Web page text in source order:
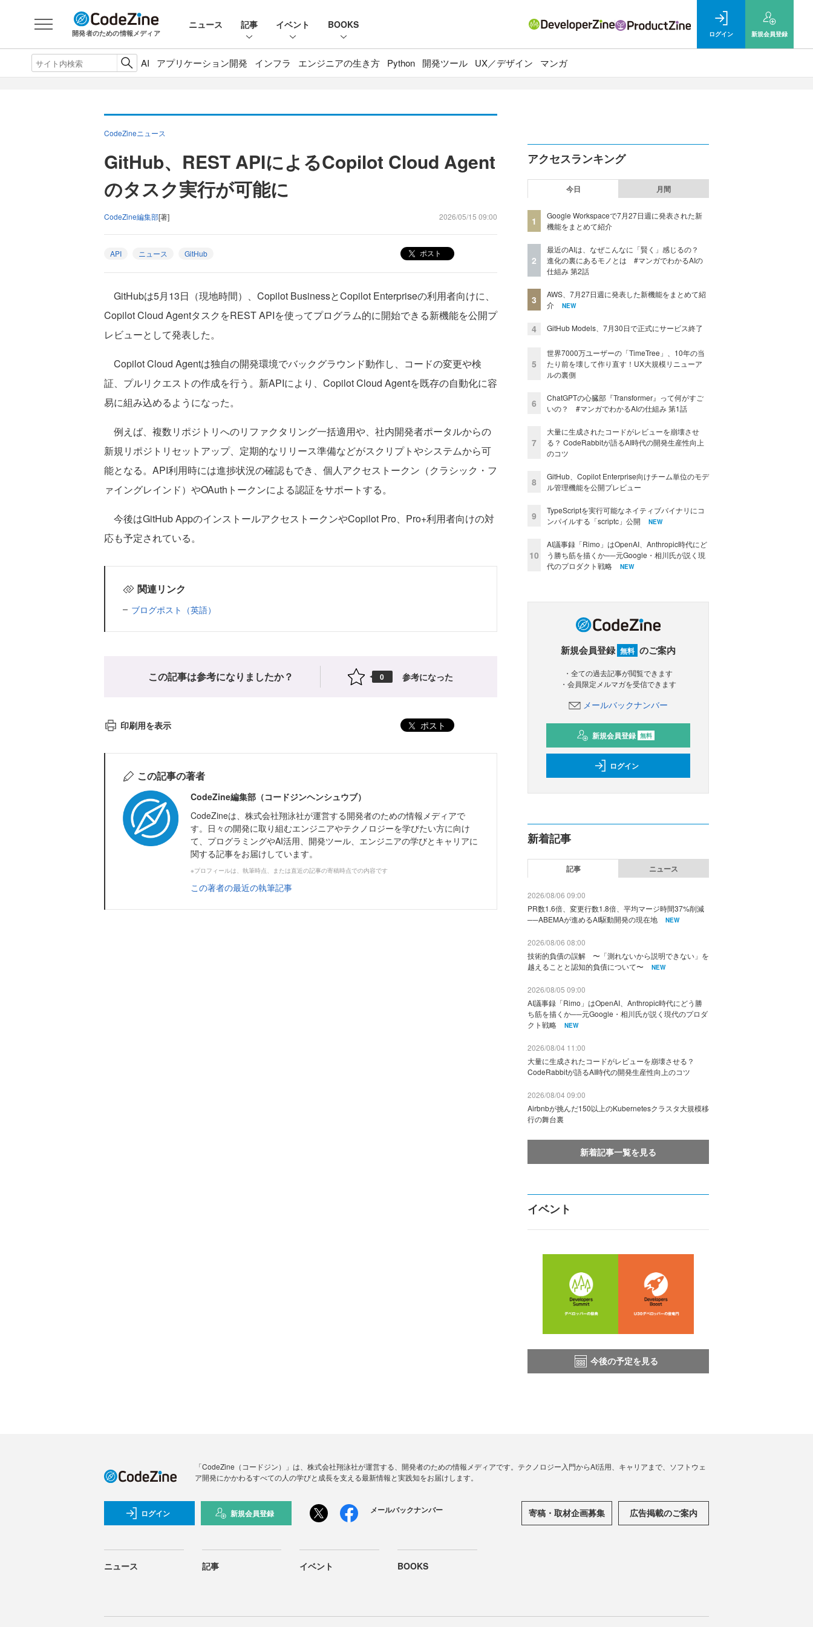
開発者のための情報メディア
ニュース 記事 イベント BOOKS
ログイン 新規会員登録
AI アプリケーション開発 インフラ エンジニアの生き方 Python 開発ツール UX／デザイン マンガ
CodeZineニュース
GitHub、REST APIによるCopilot Cloud Agent
のタスク実行が可能に
CodeZine編集部[著] 2026/05/15 09:00
API ニュース GitHub ポスト
GitHubは5月13日（現地時間）、Copilot BusinessとCopilot Enterpriseの利用者向けに、
Copilot Cloud AgentタスクをREST APIを使ってプログラム的に開始できる新機能を公開プ
レビューとして発表した。
Copilot Cloud Agentは独自の開発環境でバックグラウンド動作し、コードの変更や検
証、プルリクエストの作成を行う。新APIにより、Copilot Cloud Agentを既存の自動化に容
易に組み込めるようになった。
例えば、複数リポジトリへのリファクタリング一括適用や、社内開発者ポータルからの
新規リポジトリセットアップ、定期的なリリース準備などがスクリプトやシステムから可
能となる。API利用時には進捗状況の確認もでき、個人アクセストークン（クラシック・フ
ァイングレインド）やOAuthトークンによる認証をサポートする。
今後はGitHub AppのインストールアクセストークンやCopilot Pro、Pro+利用者向けの対
応も予定されている。
関連リンク
ブログポスト（英語）
この記事は参考になりましたか？ 0 参考になった
印刷用を表示 ポスト
この記事の著者
CodeZine編集部（コードジンヘンシュウブ）
CodeZineは、株式会社翔泳社が運営する開発者のための情報メディアで
す。日々の開発に取り組むエンジニアやテクノロジーを学びたい方に向け
て、プログラミングやAI活用、開発ツール、エンジニアの学びとキャリアに
関する記事をお届けしています。
※プロフィールは、執筆時点、または直近の記事の寄稿時点での内容です
この著者の最近の執筆記事
アクセスランキング
今日 月間
1
Google Workspaceで7月27日週に発表された新
機能をまとめて紹介
2
最近のAIは、なぜこんなに「賢く」感じるの？
進化の裏にあるモノとは #マンガでわかるAIの
仕組み 第2話
3
AWS、7月27日週に発表した新機能をまとめて紹
介
NEW
4 GitHub Models、7月30日で正式にサービス終了
5
世界7000万ユーザーの「TimeTree」、10年の当
たり前を壊して作り直す！UX大規模リニューア
ルの裏側
6
ChatGPTの心臓部『Transformer』って何がすご
いの？ #マンガでわかるAIの仕組み 第1話
7
大量に生成されたコードがレビューを崩壊させ
る？ CodeRabbitが語るAI時代の開発生産性向上
のコツ
8
GitHub、Copilot Enterprise向けチーム単位のモデ
ル管理機能を公開プレビュー
9
TypeScriptを実行可能なネイティブバイナリにコ
ンパイルする「scriptc」公開
NEW
10
AI議事録「Rimo」はOpenAI、Anthropic時代にど
う勝ち筋を描くか──元Google・相川氏が説く現
代のプロダクト戦略
NEW
新規会員登録 無料 のご案内
・全ての過去記事が閲覧できます
・会員限定メルマガを受信できます
メールバックナンバー
新規会員登録 無料
ログイン
新着記事
記事 ニュース
2026/08/06 09:00
PR数1.6倍、変更行数1.8倍、平均マージ時間37%削減
──ABEMAが進めるAI駆動開発の現在地
NEW
2026/08/06 08:00
技術的負債の誤解 〜「測れないから説明できない」を
越えることと認知的負債について〜
NEW
2026/08/05 09:00
AI議事録「Rimo」はOpenAI、Anthropic時代にどう勝
ち筋を描くか──元Google・相川氏が説く現代のプロダ
クト戦略
NEW
2026/08/04 11:00
大量に生成されたコードがレビューを崩壊させる？
CodeRabbitが語るAI時代の開発生産性向上のコツ
2026/08/04 09:00
Airbnbが挑んだ150以上のKubernetesクラスタ大規模移
行の舞台裏
新着記事一覧を見る
イベント
今後の予定を見る
「CodeZine（コードジン）」は、株式会社翔泳社が運営する、開発者のための情報メディアです。テクノロジー入門からAI活用、キャリアまで、ソフトウェ
ア開発にかかわるすべての人の学びと成長を支える最新情報と実践知をお届けします。
ログイン 新規会員登録 メールバックナンバー 寄稿・取材企画募集 広告掲載のご案内
ニュース 記事 イベント BOOKS